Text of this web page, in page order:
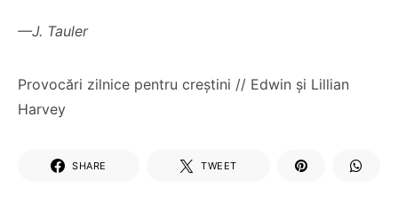
––J. Tauler
Provocări zilnice pentru creștini // Edwin și Lillian
Harvey
SHARE TWEET